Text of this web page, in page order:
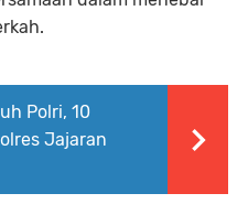
Polri, 10
Jajaran